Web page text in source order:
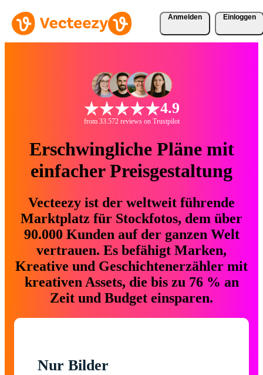
Anmelden Einloggen
4.9
from 33.572 reviews on Trustpilot
Erschwingliche Pläne mit
einfacher Preisgestaltung
Vecteezy ist der weltweit führende
Marktplatz für Stockfotos, dem über
90.000 Kunden auf der ganzen Welt
vertrauen. Es befähigt Marken,
Kreative und Geschichtenerzähler mit
kreativen Assets, die bis zu 76 % an
Zeit und Budget einsparen.
Nur Bilder